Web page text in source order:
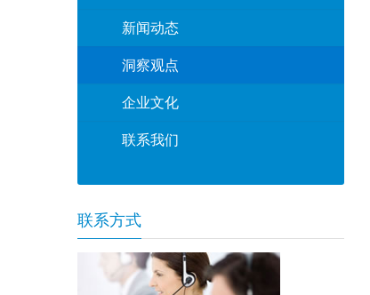
新闻动态
洞察观点
企业文化
联系我们
联系方式